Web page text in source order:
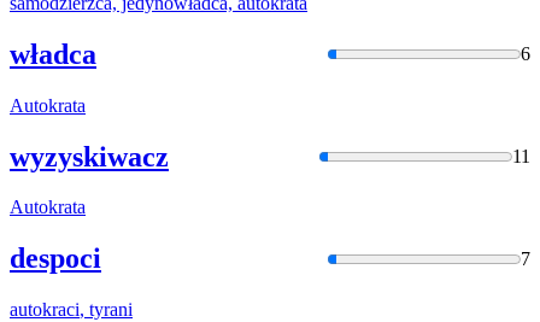
władca 6
Autokrata
wyzyskiwacz 11
Autokrata
despoci 7
autokraci, tyrani